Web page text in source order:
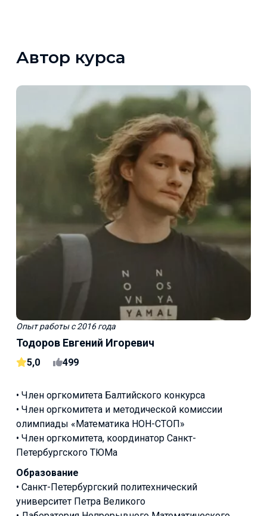
Автор курса
Опыт работыс 2016 года
Тодоров Евгений Игоревич
5,0 499
• Член оргкомитета Балтийского конкурса
• Член оргкомитета и методической комиссии
олимпиады «Математика НОН-СТОП»
• Член оргкомитета, координатор Санкт-
Петербургского ТЮМа
Образование
• Санкт-Петербургский политехнический
университет Петра Великого